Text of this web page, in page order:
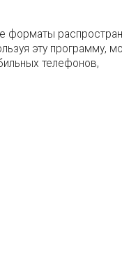
форматы
эту программу,
телефонов,